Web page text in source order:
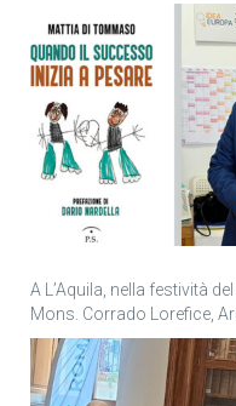
A L’Aquila, nella festività
Mons. Corrado Lorefice,